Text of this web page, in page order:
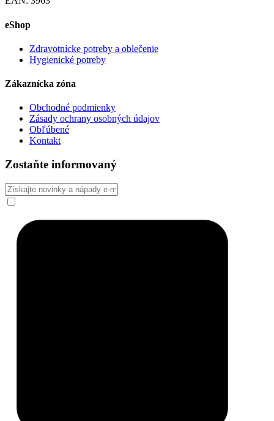
eShop
Zdravotnícke potreby a oblečenie
Hygienické potreby
Zákaznícka zóna
Obchodné podmienky
Zásady ochrany osobných údajov
Obľúbené
Kontakt
Zostaňte informovaný